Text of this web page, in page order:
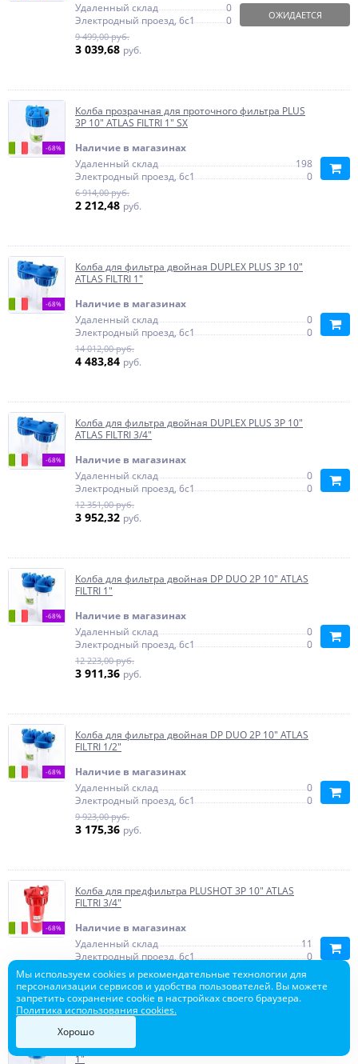
Удаленный склад
0
Электродный проезд, 6с1
0
9 499,00 руб.
3 039,68 руб.
ОЖИДАЕТСЯ
-68%
Колба прозрачная для проточного фильтра PLUS
3P 10" ATLAS FILTRI 1" SX
Наличие в магазинах
Удаленный склад
198
Электродный проезд, 6с1
0
6 914,00 руб.
2 212,48 руб.
-68%
Колба для фильтра двойная DUPLEX PLUS 3P 10"
ATLAS FILTRI 1"
Наличие в магазинах
Удаленный склад
0
Электродный проезд, 6с1
0
14 012,00 руб.
4 483,84 руб.
-68%
Колба для фильтра двойная DUPLEX PLUS 3P 10"
ATLAS FILTRI 3/4"
Наличие в магазинах
Удаленный склад
0
Электродный проезд, 6с1
0
12 351,00 руб.
3 952,32 руб.
-68%
Колба для фильтра двойная DP DUO 2P 10" ATLAS
FILTRI 1"
Наличие в магазинах
Удаленный склад
0
Электродный проезд, 6с1
0
12 223,00 руб.
3 911,36 руб.
-68%
Колба для фильтра двойная DP DUO 2P 10" ATLAS
FILTRI 1/2"
Наличие в магазинах
Удаленный склад
0
Электродный проезд, 6с1
0
9 923,00 руб.
3 175,36 руб.
-68%
Колба для предфильтра PLUSHOT 3P 10" ATLAS
FILTRI 3/4"
Наличие в магазинах
Удаленный склад
11
Электродный проезд, 6с1
0
17 710,00 руб.
5 667,20руб.
Колба для фильтра DP MONO 2P 10" ATLAS FILTRI
1"
Мы используем cookies и рекомендательные технологии для
персонализации сервисов и удобства пользователей. Вы можете
запретить сохранение cookie в настройках своего браузера.
Политика использования cookies.
Хорошо